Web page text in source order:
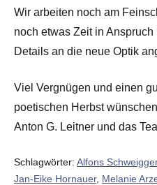
Wir arbeiten noch am
noch etwas Zeit in
Details an die neue Optik
Viel Vergnügen und einen
poetischen Herbst
Anton G. Leitner und das
Schlagwörter: Alfons
Jan-Eike Hornauer, Melanie